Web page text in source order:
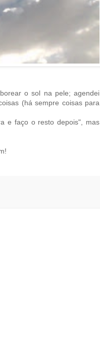
o sol na pele; agendei
(há sempre coisas para
e faço o resto depois", mas